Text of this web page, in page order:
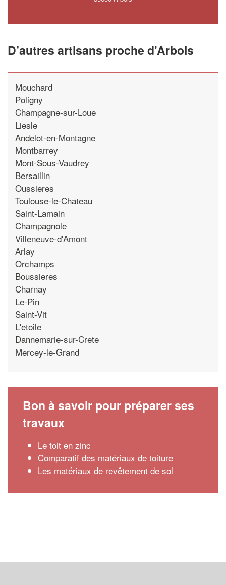
D’autres artisans proche d'Arbois
Mouchard
Poligny
Champagne-sur-Loue
Liesle
Andelot-en-Montagne
Montbarrey
Mont-Sous-Vaudrey
Bersaillin
Oussieres
Toulouse-le-Chateau
Saint-Lamain
Champagnole
Villeneuve-d'Amont
Arlay
Orchamps
Boussieres
Charnay
Le-Pin
Saint-Vit
L'etoile
Dannemarie-sur-Crete
Mercey-le-Grand
Bon à savoir pour préparer ses
travaux
Le toit en zinc
Comparatif des matériaux de toiture
Les matériaux de revêtement de sol